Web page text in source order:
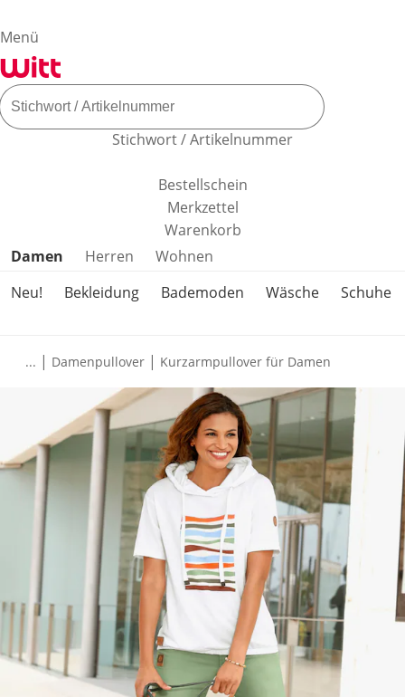
Menü
Stichwort / Artikelnummer
Bestellschein
Merkzettel
Warenkorb
Produktkategorien überspringen
Damen Herren
Wohnen
Neu!
Bekleidung Bademoden Wäsche Schuhe
... | Damenpullover | Kurzarmpullover für Damen